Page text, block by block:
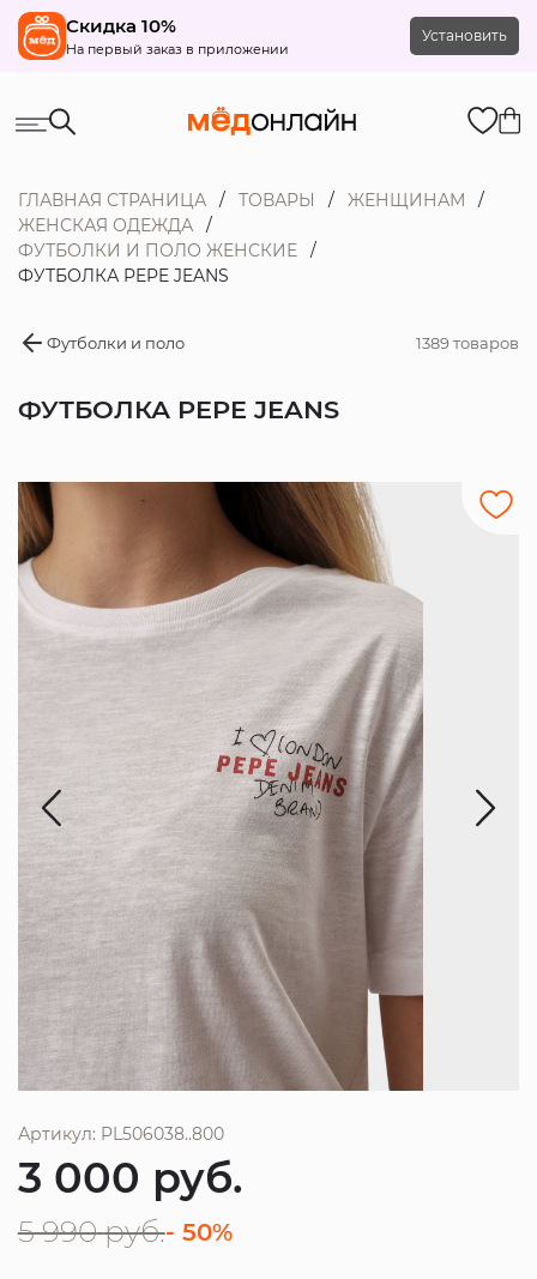
Скидка 10%
На первый заказ в приложении
Установить
ГЛАВНАЯ СТРАНИЦА ТОВАРЫ
ЖЕНЩИНАМ
ЖЕНСКАЯ ОДЕЖДА
ФУТБОЛКИ И ПОЛО ЖЕНСКИЕ
ФУТБОЛКА PEPE JEANS
Футболки и поло 1389 товаров
ФУТБОЛКА PEPE JEANS
Артикул: PL506038..800
3 000 руб.
5 990 руб.- 50%